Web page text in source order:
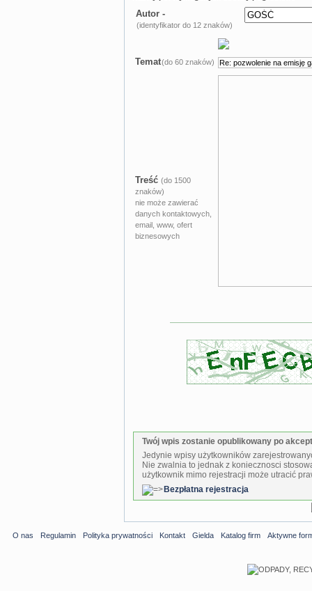
Autor -
(identyfikator do 12 znaków)
Temat(do 60 znaków)
Treść (do 1500
znaków)
nie może zawierać
danych kontaktowych,
email, www, ofert
biznesowych
Twój wpis zostanie opublikowany po
Jedynie wpisy użytkowników
Nie zwalnia to jednak z koniecznosci
użytkownik mimo rejestracji może utracić
Bezpłatna rejestracja
O nas Regulamin Polityka prywatności Kontakt Gielda Katalog firm Aktywne